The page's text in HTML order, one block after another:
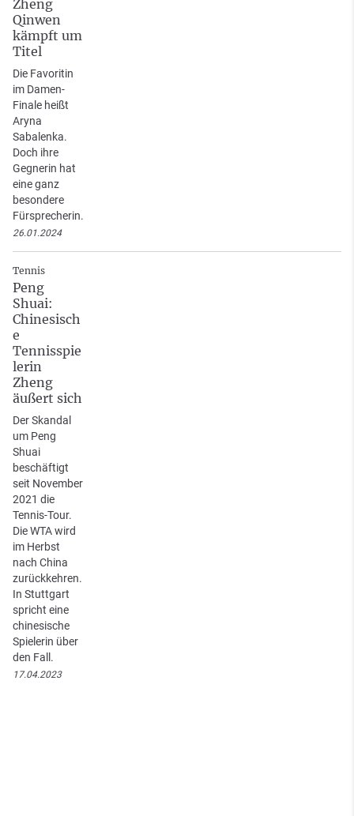
Zheng
Qinwen
kämpft um
Titel
Die Favoritin
im Damen-
Finale heißt
Aryna
Sabalenka.
Doch ihre
Gegnerin hat
eine ganz
besondere
Fürsprecherin.
26.01.2024
Tennis
Peng
Shuai:
Chinesisch
e
Tennisspie
lerin
Zheng
äußert sich
Der Skandal
um Peng
Shuai
beschäftigt
seit November
2021 die
Tennis-Tour.
Die WTA wird
im Herbst
nach China
zurückkehren.
In Stuttgart
spricht eine
chinesische
Spielerin über
den Fall.
17.04.2023